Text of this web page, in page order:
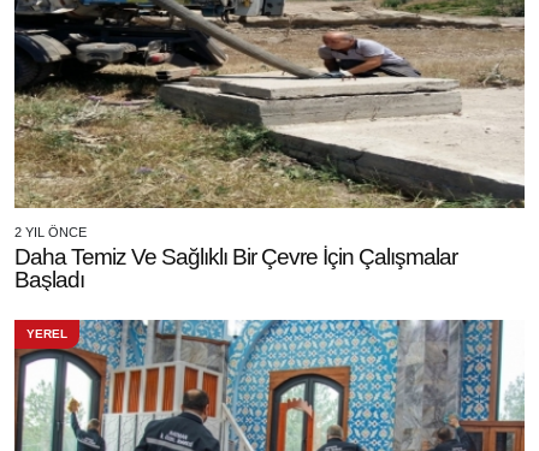
2 YIL ÖNCE
Daha Temiz Ve Sağlıklı Bir Çevre İçin Çalışmalar
Başladı
YEREL